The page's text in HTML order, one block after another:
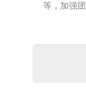
等，加强